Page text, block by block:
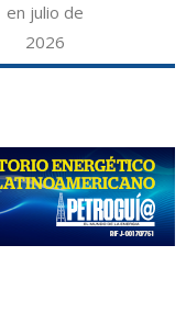
en julio de
2026